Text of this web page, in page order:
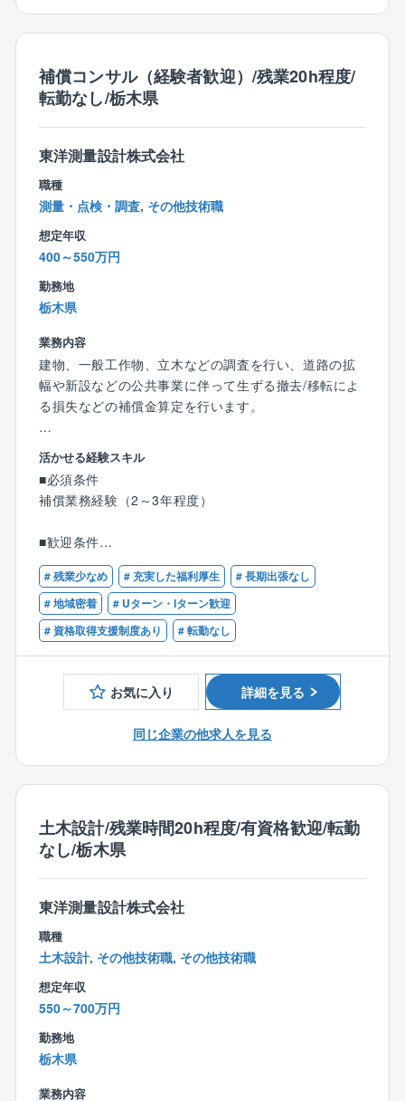
す。
きる方を歓迎します。
補償コンサル（経験者歓迎）/残業20h程度/
転勤なし/栃木県
東洋測量設計株式会社
職種
測量・点検・調査, その他技術職
想定年収
400～550万円
勤務地
栃木県
業務内容
建物、一般工作物、立木などの調査を行い、道路の拡
幅や新設などの公共事業に伴って生ずる撤去/移転によ
る損失などの補償金算定を行います。
＜事業内容＞
物件補償調査算定/営業補償調査算定/工事損害事前事後
調査
技術部補償課に配属致します。60代男性1名、50代男
性1名、50代女性1名、40代女性1名、20代女性1名が
活躍しています。
■特徴・魅力
人々の生活の再構築のための金額を算定する、とても
やりがいのある仕事です。
同社では多くの女性社員が活躍しており、補償課では
きる方を歓迎します。
活かせる経験スキル
■必須条件
補償業務経験（2～3年程度）
■歓迎条件
補償業務管理士
# 残業少なめ # 充実した福利厚生
# 長期出張なし
# 地域密着
# Uターン・Iターン歓迎
# 資格取得支援制度あり
# 転勤なし
お気に入り 詳細を見る
同じ企業の他求人を見る
土木設計/残業時間20h程度/有資格歓迎/転勤
なし/栃木県
東洋測量設計株式会社
職種
土木設計, その他技術職, その他技術職
想定年収
550～700万円
勤務地
栃木県
業務内容